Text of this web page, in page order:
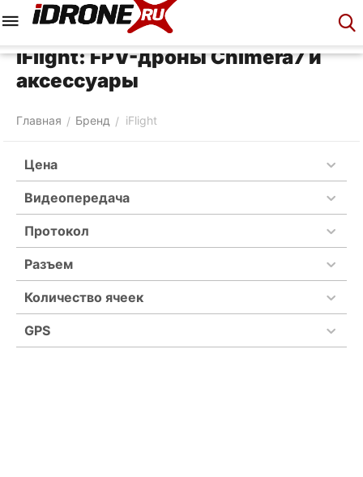
iFlight: FPV-дроны Chimera7 и
аксессуары
Главная / Бренд / iFlight
Цена
Видеопередача
Протокол
Разъем
Количество ячеек
GPS
Корзина